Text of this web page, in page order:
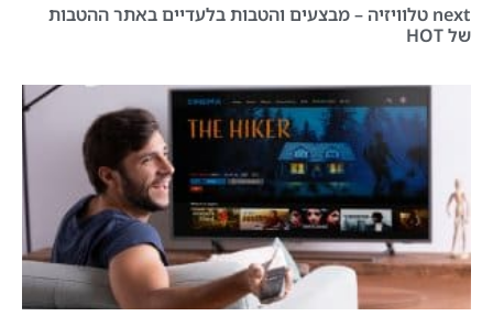
next טלוויזיה – מבצעים והטבות בלעדיים באתר ההטבות
של HOT